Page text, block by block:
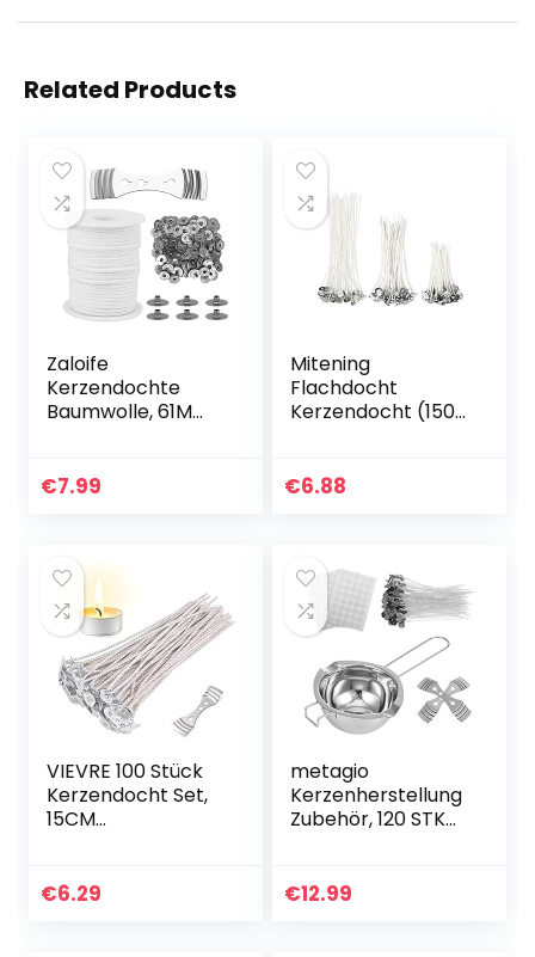
Related Products
Zaloife
Kerzendochte
Baumwolle, 61M
Flachdocht, mit 1
€7.99
Mitening
Flachdocht
Kerzendocht (150
mit Fuß Gewachst
€6.88
VIEVRE 100 Stück
Kerzendocht Set,
15CM
Kerzendocht
€6.29
metagio
Kerzenherstellung
Zubehör, 120 STK
STK
€12.99